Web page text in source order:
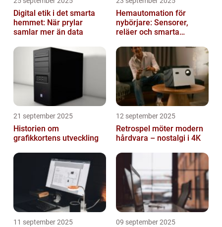
Digital etik i det smarta
hemmet: När prylar
samlar mer än data
Hemautomation för
nybörjare: Sensorer,
reläer och smarta
21 september 2025
Historien om
grafikkortens utveckling
12 september 2025
Retrospel möter modern
hårdvara – nostalgi i 4K
11 september 2025 09 september 2025